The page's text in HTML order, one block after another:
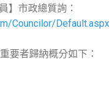
】市政總質詢：
Councilor/Default.aspx
要者歸納概分如下：